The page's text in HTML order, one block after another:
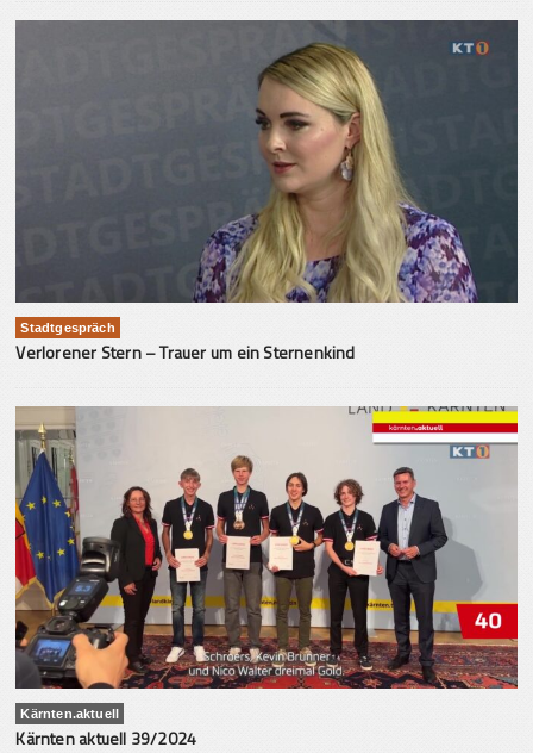
Stadtgespräch
Verlorener Stern – Trauer um ein Sternenkind
Kärnten.aktuell
Kärnten aktuell 39/2024